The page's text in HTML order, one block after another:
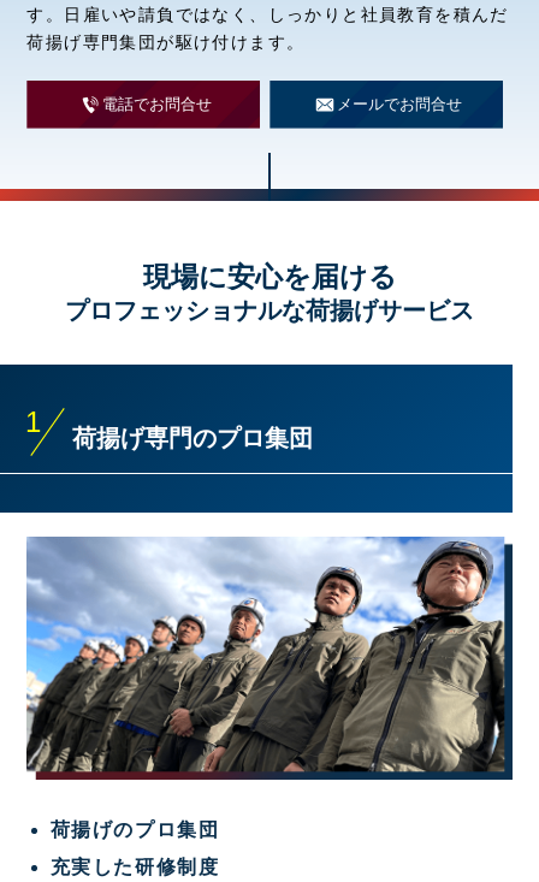
す。日雇いや請負ではなく、しっかりと社員教育を積んだ
荷揚げ専門集団が駆け付けます。
電話でお問合せ メールでお問合せ
現場に安心を届ける
プロフェッショナルな荷揚げサービス
1 荷揚げ専門のプロ集団
荷揚げのプロ集団
充実した研修制度